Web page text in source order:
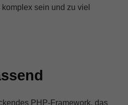
sein und zu viel
PHP-Framework, das